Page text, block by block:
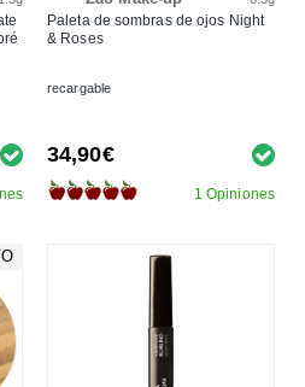
Paleta de sombras de ojos Night
& Roses
recargable
34,90€
1 Opiniones